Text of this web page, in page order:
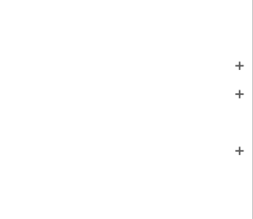
add
add
add